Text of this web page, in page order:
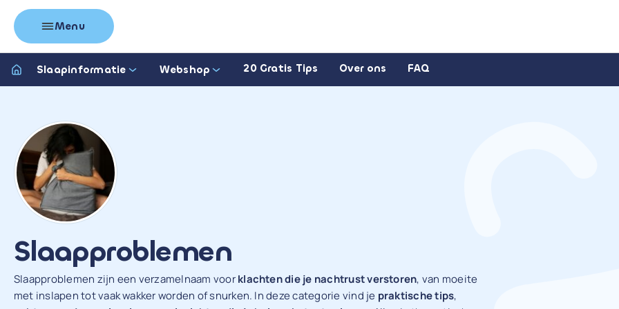
Menu
Slaapinformatie Webshop 20 Gratis Tips Over ons FAQ
Slaapproblemen
Slaapproblemen zijn een verzamelnaam voor klachten die je nachtrust verstoren, van moeite
met inslapen tot vaak wakker worden of snurken. In deze categorie vind je praktische tips,